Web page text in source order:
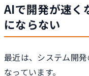
AIで開発が速く
にならない
最近は、システム開
なっています。